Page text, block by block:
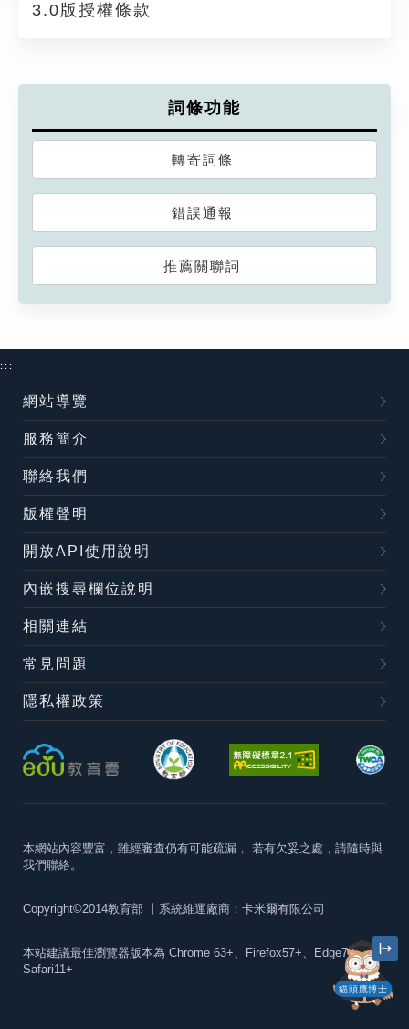
3.0版授權條款
詞條功能
轉寄詞條
錯誤通報
推薦關聯詞
貓頭鷹博士
:::
網站導覽
服務簡介
聯絡我們
版權聲明
開放API使用說明
內嵌搜尋欄位說明
相關連結
常見問題
隱私權政策
本網站內容豐富，雖經審查仍有可能疏漏， 若有欠妥之處，請隨時與
我們聯絡。
Copyright©2014教育部 丨系統維運廠商：卡米爾有限公司
本站建議最佳瀏覽器版本為 Chrome 63+、Firefox57+、Edge79+及
Safari11+